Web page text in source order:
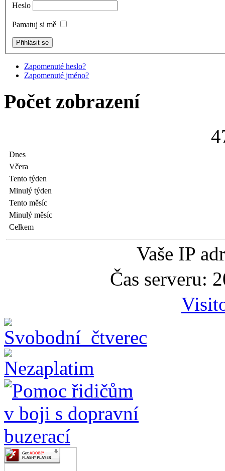
Heslo
Pamatuj si mě
Zapomenuté heslo?
Zapomenuté jméno?
Počet zobrazení
4
Dnes
Včera
Tento týden
Minulý týden
Tento měsíc
Minulý měsíc
Celkem
Vaše IP
Čas serveru: